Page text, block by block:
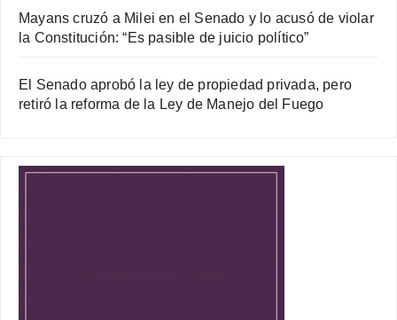
Mayans cruzó a Milei en el Senado y lo acusó de violar
la Constitución: “Es pasible de juicio político”
El Senado aprobó la ley de propiedad privada, pero
retiró la reforma de la Ley de Manejo del Fuego